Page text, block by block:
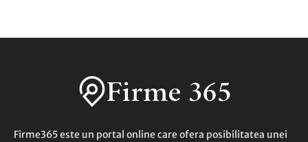
Firme365 este un portal online care ofera posibilitatea unei